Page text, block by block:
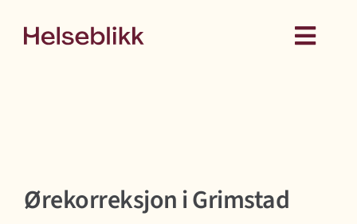
Medlemskap
Ørekorreksjon i Grimstad